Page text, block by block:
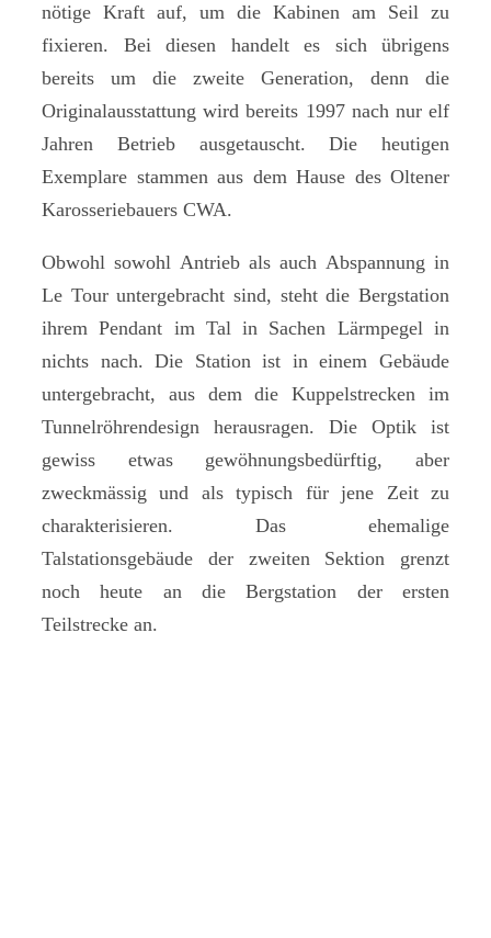
nötige Kraft auf, um die Kabinen am Seil zu
fixieren. Bei diesen handelt es sich übrigens
bereits um die zweite Generation, denn die
Originalausstattung wird bereits 1997 nach nur elf
Jahren Betrieb ausgetauscht. Die heutigen
Exemplare stammen aus dem Hause des Oltener
Karosseriebauers CWA.
Obwohl sowohl Antrieb als auch Abspannung in
Le Tour untergebracht sind, steht die Bergstation
ihrem Pendant im Tal in Sachen Lärmpegel in
nichts nach. Die Station ist in einem Gebäude
untergebracht, aus dem die Kuppelstrecken im
Tunnelröhrendesign herausragen. Die Optik ist
gewiss etwas gewöhnungsbedürftig, aber
zweckmässig und als typisch für jene Zeit zu
charakterisieren. Das ehemalige
Talstationsgebäude der zweiten Sektion grenzt
noch heute an die Bergstation der ersten
Teilstrecke an.